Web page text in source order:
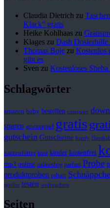
Claudia Dietrich zu
Klack“ gratis
Heike Kohlhaas zu
Klages zu Dash Dosierhilfe
Thomas Boje zu Kostenlos
gibt es
Sven zu Kostenloses
Schlagwörter
amazon baby bestellen computer
sparen gewinnspiel gratis
gutschein Gutscheine handy
katzenfutter kind kinder kostenfrei
mp3 online onlineshop parfum Probe
produktproben rabatt
spielen testen weihnachten
Seiten